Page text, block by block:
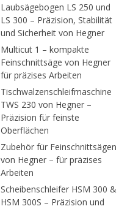
Laubsägebogen LS 250 und
LS 300 – Präzision, Stabilität
und Sicherheit von Hegner
Multicut 1 – kompakte
Feinschnittsäge von Hegner
für präzises Arbeiten
Tischwalzenschleifmaschine
TWS 230 von Hegner –
Präzision für feinste
Oberflächen
Zubehör für Feinschnittsägen
von Hegner – für präzises
Arbeiten
Scheibenschleifer HSM 300 &
HSM 300S – Präzision und